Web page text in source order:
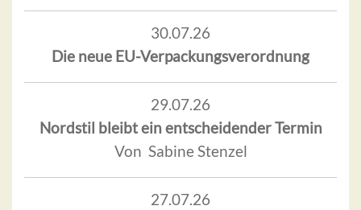
30.07.26
Die neue EU-Verpackungsverordnung
29.07.26
Nordstil bleibt ein entscheidender Termin
Von Sabine Stenzel
27.07.26